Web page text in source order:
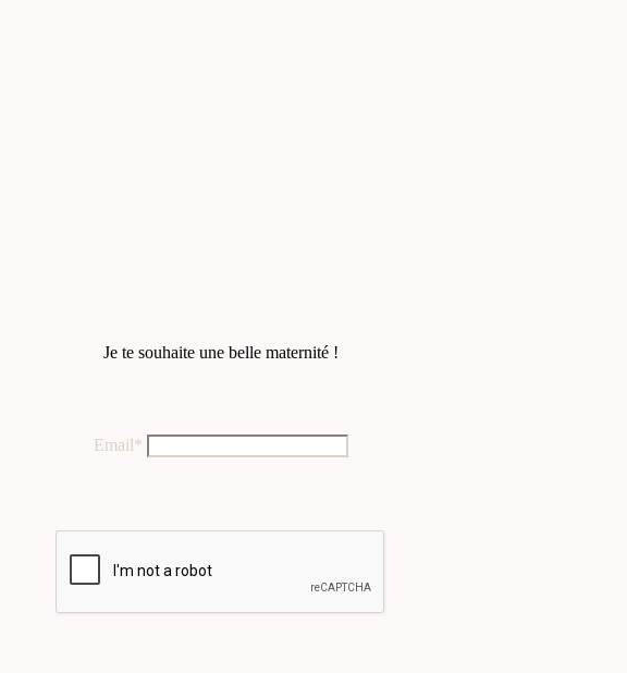
Je te souhaite une belle maternité !
Email*